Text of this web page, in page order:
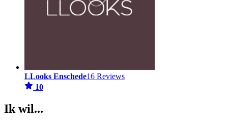
LLooks Enschede16 Reviews
10
Ik wil...